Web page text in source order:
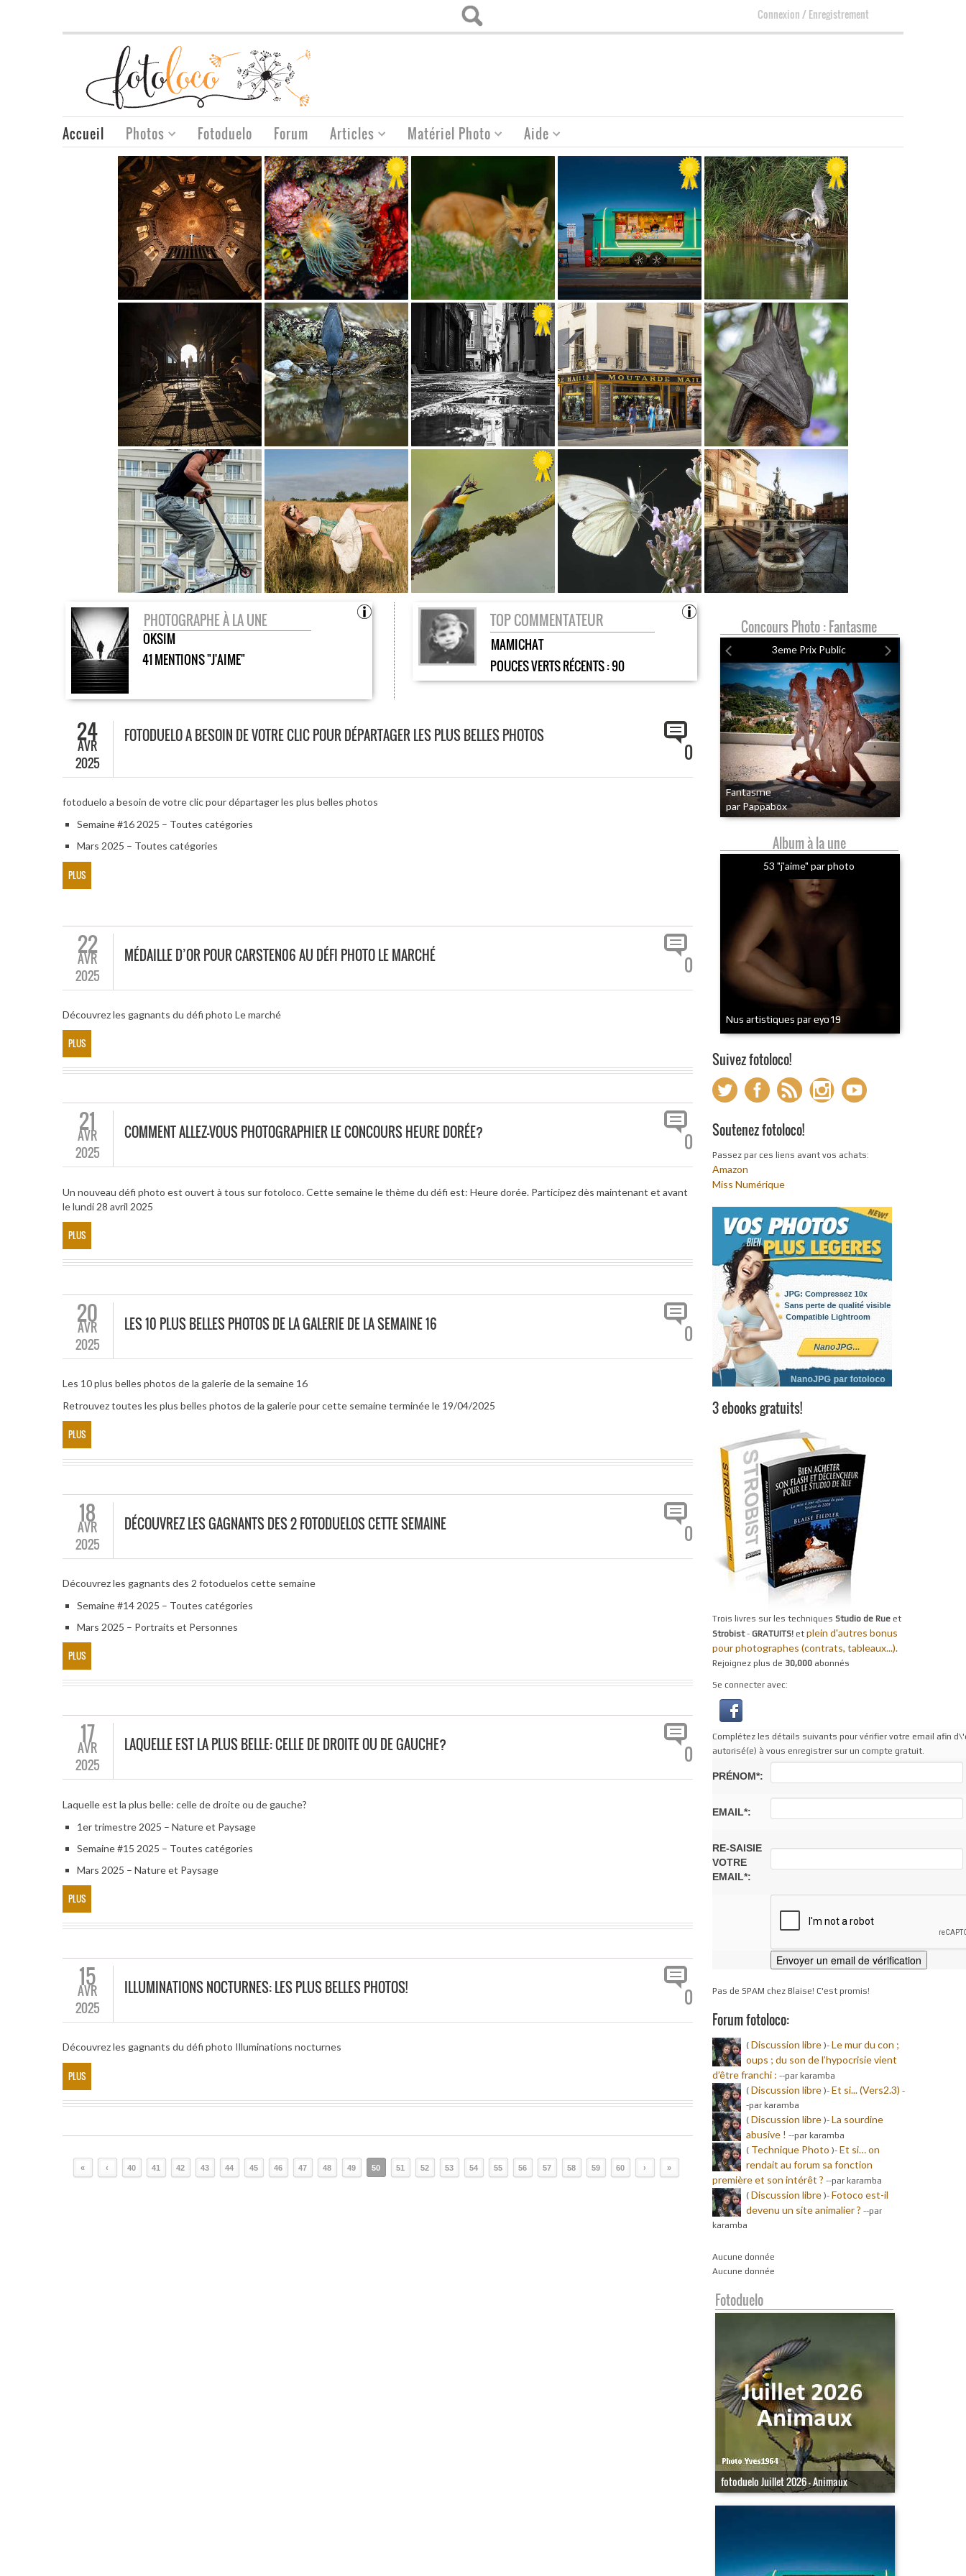
Connexion/Enregistrement
Accueil Photos Fotoduelo Forum Articles Matériel Photo Aide
PHOTOGRAPHE À LA UNE
OKSIM
41 MENTIONS "J'AIME"
TOP COMMENTATEUR
MAMICHAT
POUCES VERTS RÉCENTS :90
24
AVR
2025
FOTODUELO A BESOIN DE VOTRE CLIC POUR DÉPARTAGER LES PLUS BELLES PHOTOS
0
fotoduelo a besoin de votre clic pour départager les plus belles photos
Semaine #16 2025 – Toutes catégories
Mars 2025 – Toutes catégories
PLUS
22
AVR
2025
MÉDAILLE D’OR POUR CARSTEN06 AU DÉFI PHOTO LE MARCHÉ 0
Découvrez les gagnants du défi photo Le marché
PLUS
21
AVR
2025
COMMENT ALLEZ-VOUS PHOTOGRAPHIER LE CONCOURS HEURE DORÉE? 0
Un nouveau défi photo est ouvert à tous sur fotoloco. Cette semaine le thème du défi est: Heure dorée. Participez dès maintenant et avant
le lundi 28 avril 2025
PLUS
20
AVR
2025
LES 10 PLUS BELLES PHOTOS DE LA GALERIE DE LA SEMAINE 16 0
Les 10 plus belles photos de la galerie de la semaine 16
Retrouvez toutes les plus belles photos de la galerie pour cette semaine terminée le 19/04/2025
PLUS
18
AVR
2025
DÉCOUVREZ LES GAGNANTS DES 2 FOTODUELOS CETTE SEMAINE 0
Découvrez les gagnants des 2 fotoduelos cette semaine
Semaine #14 2025 – Toutes catégories
Mars 2025 – Portraits et Personnes
PLUS
17
AVR
2025
LAQUELLE EST LA PLUS BELLE: CELLE DE DROITE OU DE GAUCHE? 0
Laquelle est la plus belle: celle de droite ou de gauche?
1er trimestre 2025 – Nature et Paysage
Semaine #15 2025 – Toutes catégories
Mars 2025 – Nature et Paysage
PLUS
15
AVR
2025
ILLUMINATIONS NOCTURNES: LES PLUS BELLES PHOTOS! 0
Découvrez les gagnants du défi photo Illuminations nocturnes
PLUS
« ‹ 40 41 42 43 44 45 46 47 48 49 50 51 52 53 54 55 56 57 58 59 60 › »
Concours Photo : Fantasme
3eme Prix Public
Fantasme
par Pappabox
Album à la une
53 "j'aime" par photo
Nus artistiques par eyo19
Suivez fotoloco!
Soutenez fotoloco!
Passez par ces liens avant vos achats:
Amazon
Miss Numérique
3 ebooks gratuits!
Trois livres sur les techniques Studio de Rueet
Strobist- GRATUITS! et plein d'autres bonus
pour photographes (contrats, tableaux...).
Rejoignez plus de 30,000abonnés
Se connecter avec:
Complétez les détails suivants pour vérifier votre email afin
autorisé(e) à vous enregistrer sur un compte gratuit.
PRÉNOM*:
EMAIL*:
RE-SAISIE
VOTRE
EMAIL*:
Pas de SPAM chez Blaise! C'est promis!
Forum fotoloco:
( Discussion libre)- Le mur du con ;
oups ; du son de l’hypocrisie vient
d’être franchi : --par karamba
( Discussion libre)- Et si... (Vers2.3) -
-par karamba
( Discussion libre)- La sourdine
abusive ! --par karamba
( Technique Photo )- Et si… on
rendait au forum sa fonction
première et son intérêt ? --par karamba
( Discussion libre)- Fotoco est-il
devenu un site animalier ? --par
karamba
Aucune donnée
Aucune donnée
Fotoduelo
fotoduelo Juillet 2026 - Animaux